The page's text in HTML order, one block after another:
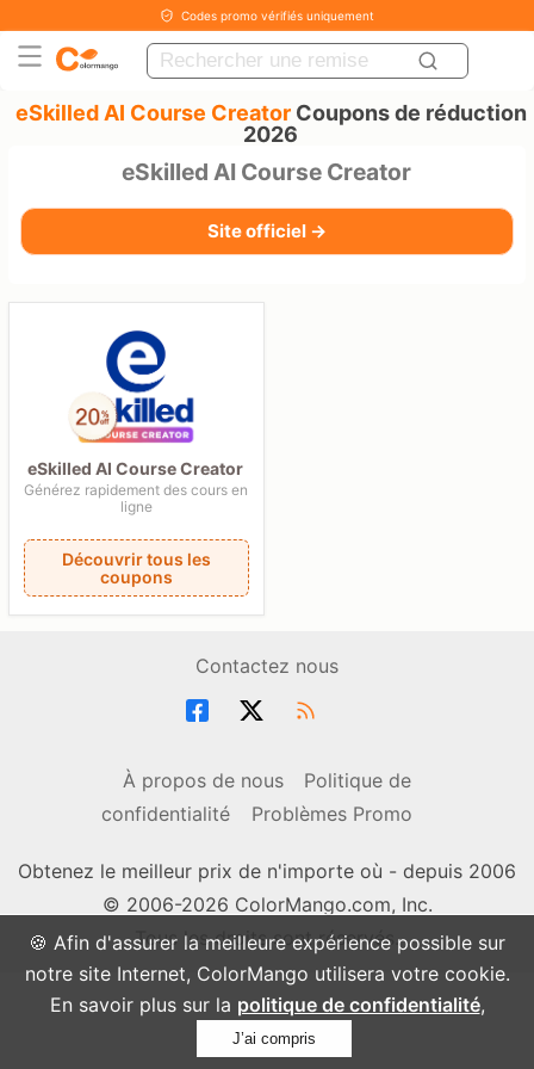
🍪 Afin d'assurer la meilleure expérience possible sur
notre site Internet, ColorMango utilisera votre cookie.
En savoir plus sur la politique de confidentialité,
J’ai compris
Codes promo vérifiés uniquement
eSkilled AI Course CreatorCoupons de réduction
2026
eSkilled AI Course Creator
Site officiel →
eSkilled AI Course Creator
Générez rapidement des cours en
ligne
Découvrir tous les
coupons
Contactez nous
À propos de nous
Politique de
confidentialité
Problèmes Promo
Obtenez le meilleur prix de n'importe où - depuis 2006
© 2006-2026 ColorMango.com, Inc.
Tous les droits sont réservés.